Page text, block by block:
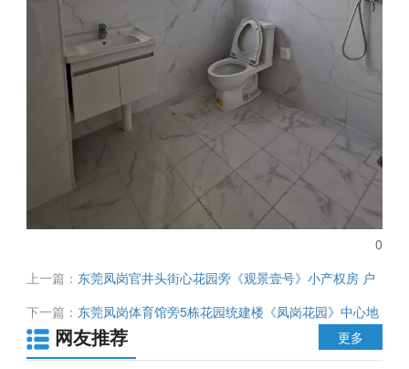
0
上一篇： 东莞凤岗官井头街心花园旁《观景壹号》小产权房 户
户朝南 超高使用率 特价59.8万起 停车方便 环境好 周边各项配
套齐全
下一篇： 东莞凤岗体育馆旁5栋花园统建楼《凤岗花园》中心地
段 通燃气 双层地下停车场 精装毛坯任选 均价9800元 无条件分
期5年
网友推荐 更多